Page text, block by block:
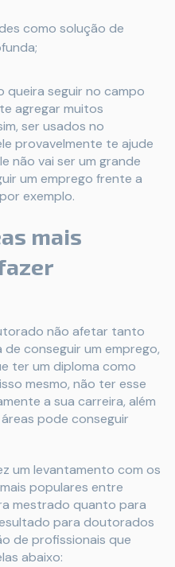
como solução de
queira seguir no campo
agregar muitos
ser usados no
provavelmente te ajude
não vai ser um grande
um emprego frente a
exemplo.
mais
não afetar tanto
conseguir um emprego,
ter um diploma como
mesmo, não ter esse
a sua carreira, além
pode conseguir
um levantamento com os
populares entre
mestrado quanto para
para doutorados
de profissionais que
abaixo: